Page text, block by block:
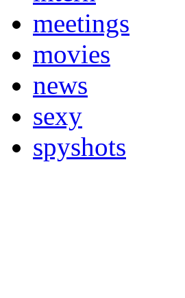
meetings
movies
news
sexy
spyshots